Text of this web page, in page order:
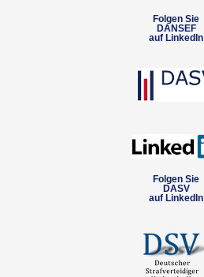
Folgen Sie
DANSEF
auf LinkedIn
Folgen Sie
DASV
auf LinkedIn